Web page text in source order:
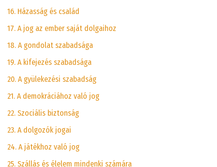
16. Házasság és család
17. A jog az ember saját dolgaihoz
18. A gondolat szabadsága
19. A kifejezés szabadsága
20. A gyülekezési szabadság
21. A demokráciához való jog
22. Szociális biztonság
23. A dolgozók jogai
24. A játékhoz való jog
25. Szállás és élelem mindenki számára